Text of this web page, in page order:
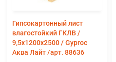
Гипсокартонный лист
влагостойкий ГКЛВ /
9,5х1200х2500 / Gyproc
Аква Лайт /арт. 88636